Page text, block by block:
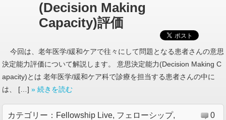
(Decision Making
Capacity)評価
今回は、老年医学/緩和ケアで往々にして問題となる患者さんの意思
決定能力評価について解説します。 意思決定能力(Decision Making C
apacity)とは 老年医学/緩和ケア科で診療を担当する患者さんの中に
は、 […] » 続きを読む
カテゴリー： Fellowship Live, フェローシップ,
0